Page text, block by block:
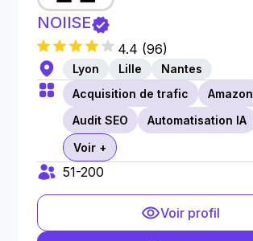
NOIISE
4.4 (96)
Lyon Lille
Nantes
Acquisition de trafic
Amazon
Audit SEO
Automatisation IA
Voir +
51-200
Voir profil